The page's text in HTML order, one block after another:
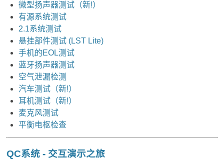
微型扬声器测试（新!）
有源系统测试
2.1系统测试
悬挂部件测试 (LST Lite)
手机的EOL测试
蓝牙扬声器测试
空气泄漏检测
汽车测试（新!）
耳机测试（新!）
麦克风测试
平衡电枢检查
QC系统 - 交互演示之旅